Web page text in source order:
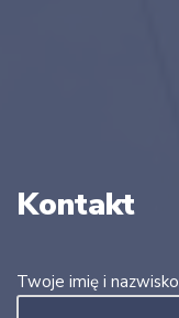
Kontakt
Twoje imię i nazwisko